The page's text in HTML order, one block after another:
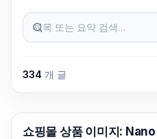
제목 또는 요약 검색…
334 개 글
AI 이미지 생성
쇼핑몰 상품 이미지: